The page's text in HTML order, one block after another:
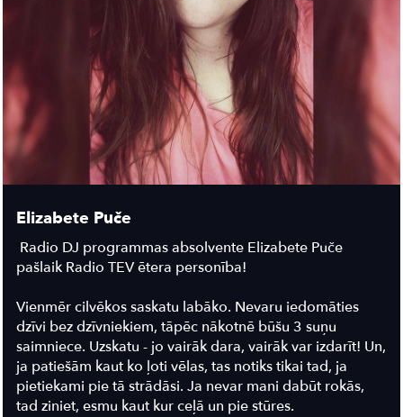
Elizabete Puče
Radio DJ programmas absolvente Elizabete Puče
pašlaik Radio TEV ētera personība!
Vienmēr cilvēkos saskatu labāko. Nevaru iedomāties
dzīvi bez dzīvniekiem, tāpēc nākotnē būšu 3 suņu
saimniece. Uzskatu - jo vairāk dara, vairāk var izdarīt! Un,
ja patiešām kaut ko ļoti vēlas, tas notiks tikai tad, ja
pietiekami pie tā strādāsi. Ja nevar mani dabūt rokās,
tad ziniet, esmu kaut kur ceļā un pie stūres.